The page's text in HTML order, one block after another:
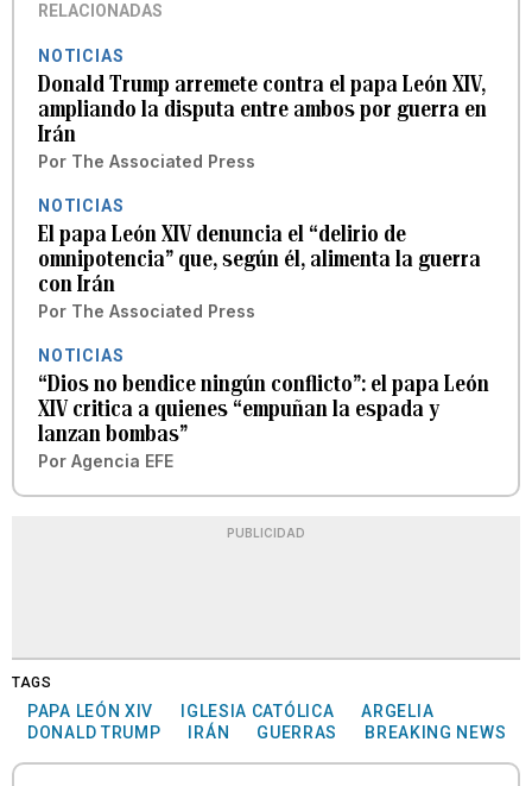
RELACIONADAS
NOTICIAS
Donald Trump arremete contra el papa León XIV,
ampliando la disputa entre ambos por guerra en
Irán
Por The Associated Press
NOTICIAS
El papa León XIV denuncia el “delirio de
omnipotencia” que, según él, alimenta la guerra
con Irán
Por The Associated Press
NOTICIAS
“Dios no bendice ningún conflicto”: el papa León
XIV critica a quienes “empuñan la espada y
lanzan bombas”
Por Agencia EFE
PUBLICIDAD
TAGS
PAPA LEÓN XIV IGLESIA CATÓLICA
ARGELIA
DONALD TRUMP
IRÁN GUERRAS BREAKING NEWS